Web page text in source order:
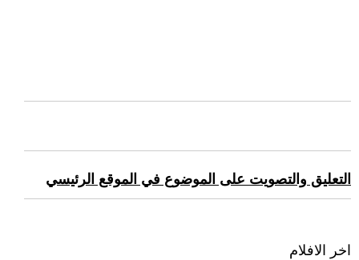
التعليق والتصويت على الموضوع في الموقع الرئيسي
اخر الافلام